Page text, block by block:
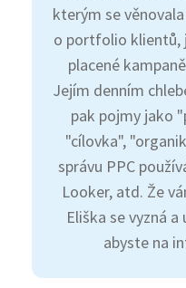
kterým se
o portfolio klientů,
placené
Jejím denním
pak pojmy jako
"cílovka",
správu PPC
Looker, atd. Že
Eliška se vyzná
abyste na